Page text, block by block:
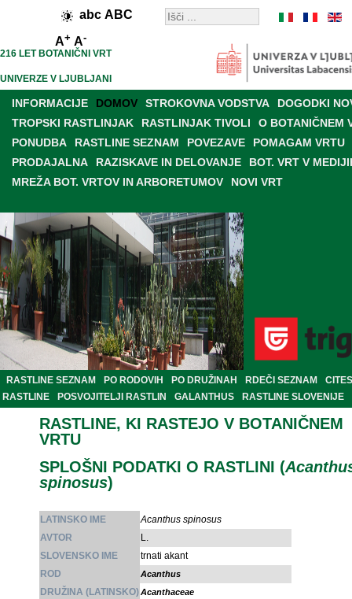
abc ABC
A+ A-
216 LET BOTANIČNI VRT
UNIVERZE V LJUBLJANI
INFORMACIJE DOMOV STROKOVNA VODSTVA
DOGODKI
TROPSKI RASTLINJAK
RASTLINJAK TIVOLI
O BOTANIČNEM
PONUDBA
RASTLINE SEZNAM POVEZAVE
POMAGAM VRTU
PRODAJALNA
RAZISKAVE IN DELOVANJE
BOT. VRT V
MREŽA BOT. VRTOV IN ARBORETUMOV
NOVI VRT
RASTLINE SEZNAM PO RODOVIH PO DRUŽINAH RDEČI SEZNAM
CITES
RASTLINE
POSVOJITELJI RASTLIN GALANTHUS RASTLINE SLOVENIJE
RASTLINE, KI RASTEJO V BOTANIČNEM
VRTU
SPLOŠNI PODATKI O RASTLINI (
spinosus)
LATINSKO IME
Acanthus spinosus
AVTOR
L.
SLOVENSKO IME
trnati akant
ROD
Acanthus
DRUŽINA (LATINSKO)Acanthaceae